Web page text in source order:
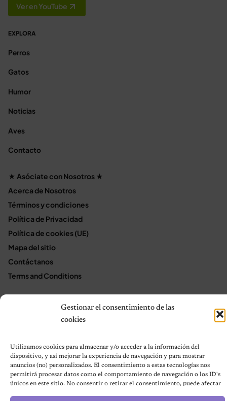
Gestionar el consentimiento de las
cookies
Utilizamos cookies para almacenar y/o acceder a la información del
dispositivo, y así mejorar la experiencia de navegación y para mostrar
anuncios (no) personalizados. El consentimiento a estas tecnologías nos
permitirá procesar datos como el comportamiento de navegación o los ID's
únicos en este sitio. No consentir o retirar el consentimiento, puede afectar
Ver en YouTube
EXPLORA
Perros
Gatos
Humor
Noticias
Aves
Contacto
★ Asóciate con Nosotros ★
Acerca de Nosotros
Términos y condiciones
Política de Privacidad
Política de cookies (UE)
Mapa del sitio
Contáctanos
Terms and Conditions
© 2026 Notas de Mascotas